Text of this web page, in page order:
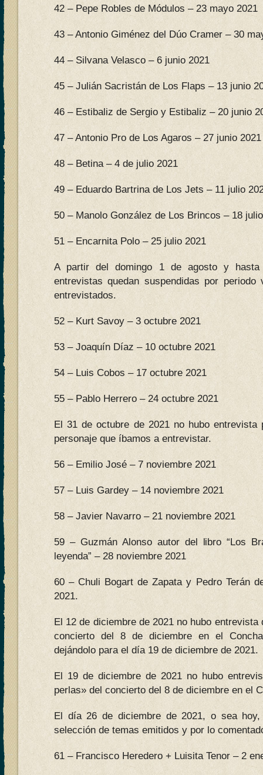
42 – Pepe Robles de Módulos – 23 mayo 2021
43 – Antonio Giménez del Dúo Cramer – 30
44 – Silvana Velasco – 6 junio 2021
45 – Julián Sacristán de Los Flaps – 13 junio
46 – Estibaliz de Sergio y Estibaliz – 20 junio
47 – Antonio Pro de Los Agaros – 27 junio 2021
48 – Betina – 4 de julio 2021
49 – Eduardo Bartrina de Los Jets – 11 julio
50 – Manolo González de Los Brincos – 18
51 – Encarnita Polo – 25 julio 2021
A partir del domingo 1 de agosto y
entrevistas quedan suspendidas por
entrevistados.
52 – Kurt Savoy – 3 octubre 2021
53 – Joaquín Díaz – 10 octubre 2021
54 – Luis Cobos – 17 octubre 2021
55 – Pablo Herrero – 24 octubre 2021
El 31 de octubre de 2021 no hubo entrevista
personaje que íbamos a entrevistar.
56 – Emilio José – 7 noviembre 2021
57 – Luis Gardey – 14 noviembre 2021
58 – Javier Navarro – 21 noviembre 2021
59 – Guzmán Alonso autor del libro “Los
leyenda” – 28 noviembre 2021
60 – Chuli Bogart de Zapata y Pedro Terán
2021.
El 12 de diciembre de 2021 no hubo
concierto del 8 de diciembre en el
dejándolo para el día 19 de diciembre de 2021.
El 19 de diciembre de 2021 no hubo
perlas» del concierto del 8 de diciembre en el
El día 26 de diciembre de 2021, o sea
selección de temas emitidos y por lo
61 – Francisco Heredero + Luisita Tenor – 2